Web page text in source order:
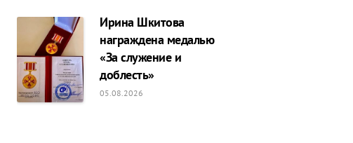
Ирина Шкитова
награждена медалью
«За служение и
доблесть»
05.08.2026